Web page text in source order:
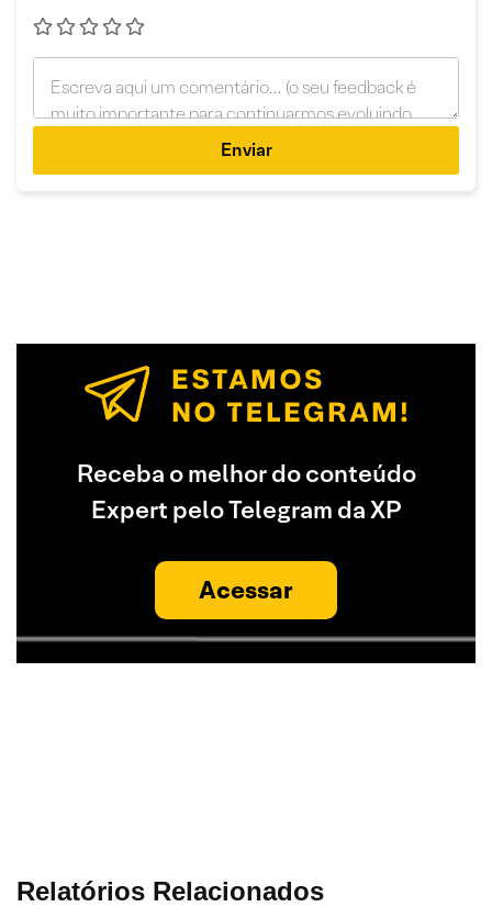
Enviar
Receba o melhor do conteúdo
Expert pelo Telegram da XP
Acessar
Relatórios Relacionados